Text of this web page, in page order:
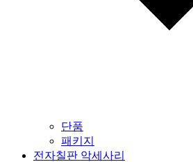
단품
패키지
전자칠판 악세사리